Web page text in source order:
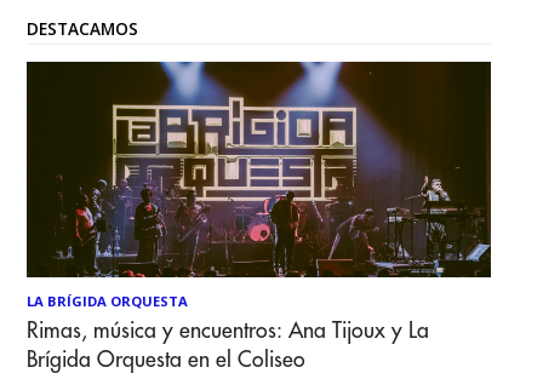
DESTACAMOS
LA BRÍGIDA ORQUESTA
Rimas, música y encuentros: Ana Tijoux y La
Brígida Orquesta en el Coliseo